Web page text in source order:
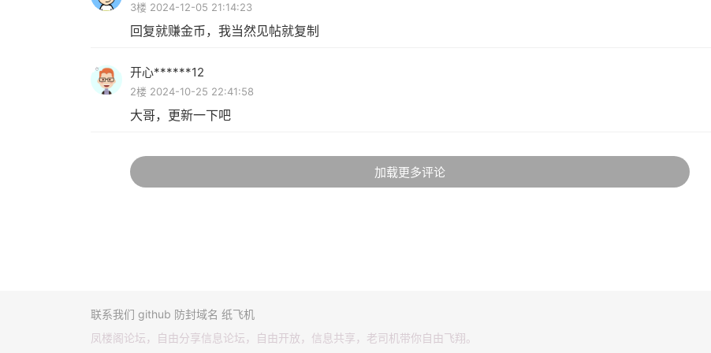
3楼 2024-12-05 21:14:23
回复就赚金币，我当然见帖就复制
开心******12
2楼 2024-10-25 22:41:58
大哥，更新一下吧
加载更多评论
联系我们 github 防封域名 纸飞机
凤楼阁论坛，自由分享信息论坛，自由开放，信息共享，老司机带你自由飞翔。